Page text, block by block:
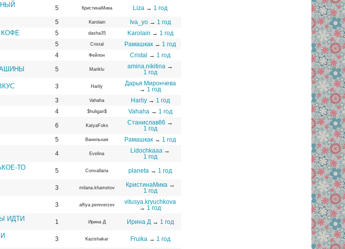
5 КристинаМика Lizа → 1 год
5 Karolain Iva_yo→ 1 год
5 dasha35 Karolain → 1 год
5 Cristal Рамашкак → 1 год
4 Фейлон Cristal → 1 год
5 Mariklu amina.nikitina →
1 год
3 Harliy
Дарья Мирончева
→ 1 год
3 Vahaha Harliy→ 1 год
4 $huligan$ Vahaha → 1 год
6 KatyaFoks Станислав86 →
1 год
5 Ванильная Рамашкак → 1 год
4 Evelina Lidochkaaa →
1 год
ТО
5 Convallaria planeta → 1 год
3 milana.khametova КристинаМика →
1 год
3 alfiya.pereverzeva
vitusya.kryuchkova
→ 1 год
ИДТИ
1 Ирина Д Ирина Д → 1 год
3 Kazishakar Fruika → 1 год